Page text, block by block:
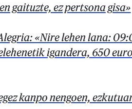
gaituzte, ez pertsona gisa»
«Nire lehen lana:
igandera, 650
kanpo nengoen,